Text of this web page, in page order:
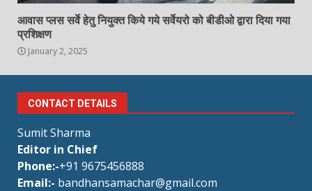
आवास प्लस सर्वे हेतु नियुक्त किये गये सर्वेयरो को बीडीओ द्वारा दिया गया
प्रशिक्षण
January 2, 2025
CONTACT DETAILS
Sumit Sharma
Editor in Chief
Phone:-+91 9675456888
Email:- bandhansamachar@gmail.com